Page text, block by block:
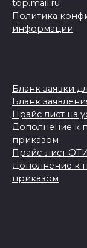
top.mail.ru
Политика
информации
Бланк заявки
Бланк
Прайс лист на
Дополнение к
приказом
Прайс-лист ОТИ
Дополнение к
приказом